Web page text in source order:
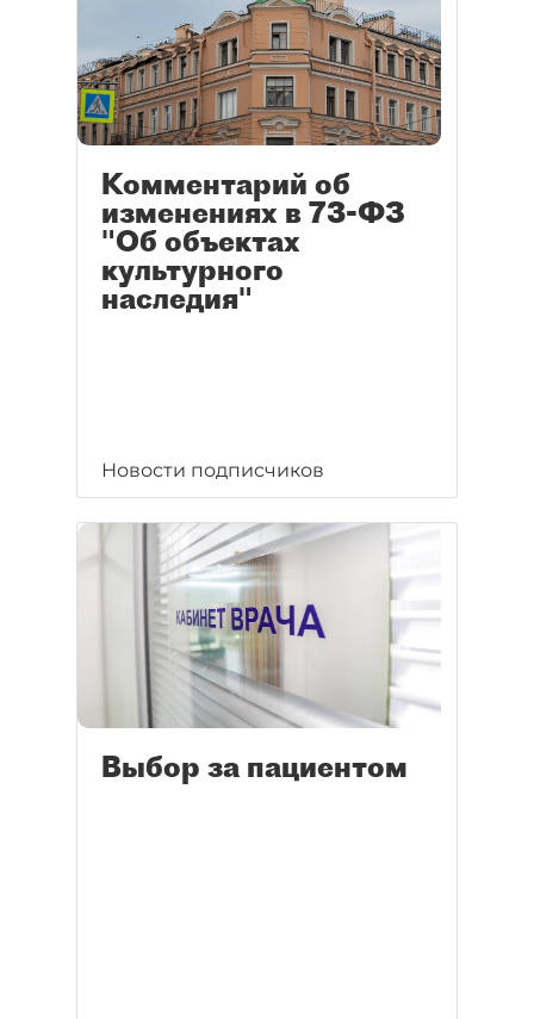
Комментарий об
изменениях в 73-ФЗ
"Об объектах
культурного
наследия"
Новости подписчиков
Выбор за пациентом